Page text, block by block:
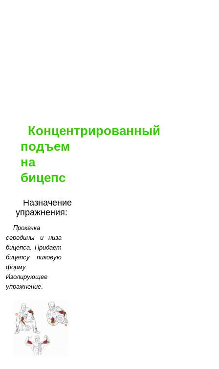
Концентрированный
подъем
на
бицепс
Назначение
упражнения:
Прокачка
середины и низа
бицепса. Придает
бицепсу пиковую
форму.
Изолирующее
упражнение.